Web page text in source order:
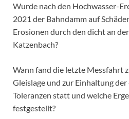
Wurde nach den Hochwasser-
2021 der Bahndamm auf
Erosionen durch den dicht an
Katzenbach?
Wann fand die letzte Messfahrt
Gleislage und zur Einhaltung
Toleranzen statt und welche
festgestellt?